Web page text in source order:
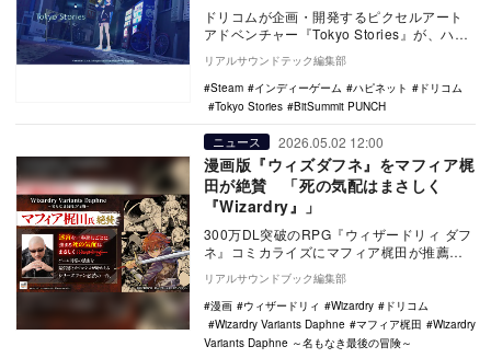
ドリコムが企画・開発するピクセルアート
アドベンチャー『Tokyo Stories』が、ハピ
ネットの「Happinet Indie…
リアルサウンドテック編集部
Steam
インディーゲーム ハピネット
ドリコム
Tokyo Stories
BitSummit PUNCH
ニュース 2026.05.02 12:00
漫画版『ウィズダフネ』をマフィア梶
田が絶賛 「死の気配はまさしく
『Wizardry』」
300万DL突破のRPG『ウィザードリィ ダフ
ネ』コミカライズにマフィア梶田が推薦コ
メント。別視点で描かれる「奈落」の緊張
感はシ…
リアルサウンドブック編集部
漫画
ウィザードリィ Wizardry
ドリコム
Wizardry Variants Daphne
マフィア梶田
Wizardry
Variants Daphne ～名もなき最後の冒険～